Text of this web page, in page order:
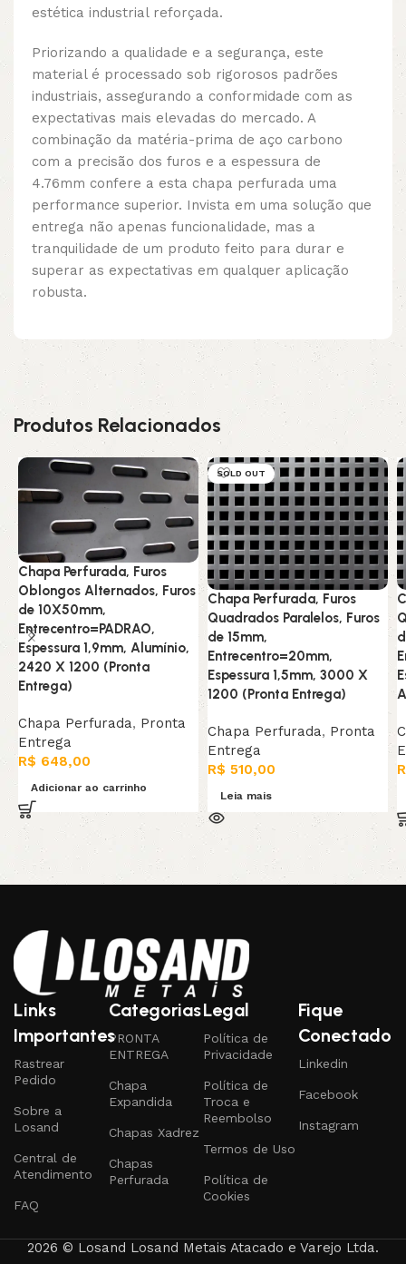
estética industrial reforçada.
Priorizando a qualidade e a segurança, este
material é processado sob rigorosos padrões
industriais, assegurando a conformidade com as
expectativas mais elevadas do mercado. A
combinação da matéria-prima de aço carbono
com a precisão dos furos e a espessura de
4.76mm confere a esta chapa perfurada uma
performance superior. Invista em uma solução que
entrega não apenas funcionalidade, mas a
tranquilidade de um produto feito para durar e
superar as expectativas em qualquer aplicação
robusta.
Produtos Relacionados
Chapa Perfurada, Furos
Oblongos Alternados, Furos
de 10X50mm,
Entrecentro=PADRAO,
Espessura 1,9mm, Alumínio,
2420 X 1200 (Pronta
Entrega)
Chapa Perfurada, Pronta
Entrega
R$ 648,00
Adicionar ao carrinho
SOLD OUT
Chapa Perfurada, Furos
Quadrados Paralelos, Furos
de 15mm,
Entrecentro=20mm,
Espessura 1,5mm, 3000 X
1200 (Pronta Entrega)
Chapa Perfurada, Pronta
Entrega
R$ 510,00
Leia mais
Links
Importantes
Rastrear
Pedido
Sobre a
Losand
Central de
Atendimento
FAQ
Categorias
PRONTA
ENTREGA
Chapa
Expandida
Chapas Xadrez
Chapas
Perfurada
Legal
Política de
Privacidade
Política de
Troca e
Reembolso
Termos de Uso
Política de
Cookies
Fique
Conectado
Linkedin
Facebook
Instagram
2026 © Losand Losand Metais Atacado e Varejo Ltda.